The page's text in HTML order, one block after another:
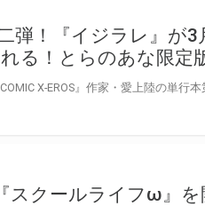
弾！『イジラレ』が
る！とらのあな限定
スクールライフω』を